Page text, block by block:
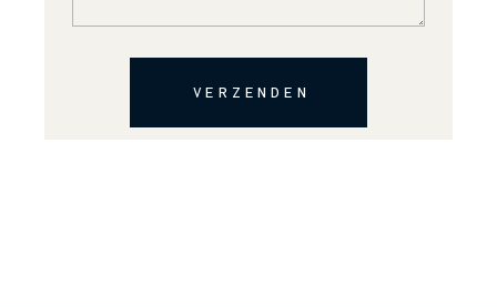
VERZENDEN